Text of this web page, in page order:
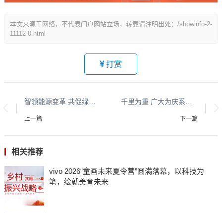
本文来源于网络，不代表门户网站立场，转载请注明出处：/showinfo-2-
11112-0.html
打赏
智领能源变革 共促绿色转型 2026鄂尔多斯国际煤博会招商工作火热推进
上一篇 下一篇
相关推荐
vivo 2026“童画未来夏令营”圆满落幕，以科技为
笔，绘就美育未来